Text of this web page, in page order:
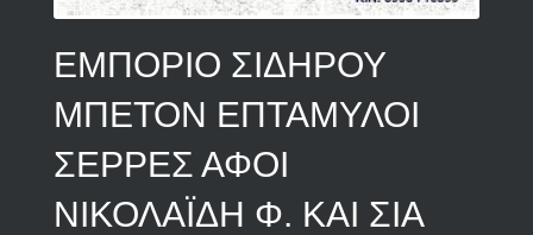
ΕΜΠΟΡΙΟ ΣΙΔΗΡΟΥ
ΜΠΕΤΟΝ ΕΠΤΑΜΥΛΟΙ
ΣΕΡΡΕΣ ΑΦΟΙ
ΝΙΚΟΛΑΪΔΗ Φ. ΚΑΙ ΣΙΑ